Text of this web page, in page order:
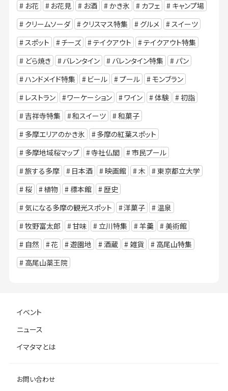
お花
お花見 お酒 かき氷 カフェ
キャンプ場
クリームソーダ
クリスマス特集 グルメ
スイーツ
スポット
チーズ テイクアウト
テイクアウト特集
どら焼き
バレンタイン バレンタイン特集
パン
ハンドメイド特集
ビール プール
モンブラン
レストラン
ワーケーション ワイン 体験
初詣
吉祥寺特集
和スイーツ
和菓子
多摩エリアのかき氷
多摩の紅葉スポット
多摩地域桜マップ
寺社仏閣
市民プール
旅する多摩
日本酒 映画館 木
東京都立大学
桜
植物 標本館
歴史
気になる多摩の観光スポット
洋菓子
温泉
牧野富太郎
甘味 立川特集 羊羹
美術館
自然
花 遊園地 酒蔵 雑貨
高尾山特集
高尾山薬王院
イベント
ニュース
イマタマとは
お問い合わせ